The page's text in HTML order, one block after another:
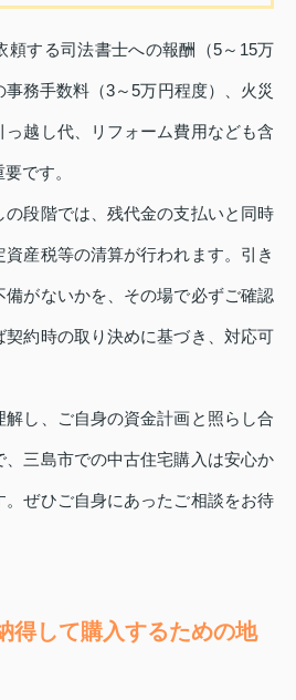
頼する司法書士への報酬（5～15万
務手数料（3～5万円程度）、火災
越し代、リフォーム費用なども含
です。
段階では、残代金の支払いと同時
産税等の清算が行われます。引き
がないかを、その場で必ずご確認
契約時の取り決めに基づき、対応可
解し、ご自身の資金計画と照らし合
、三島市での中古住宅購入は安心か
ぜひご自身にあったご相談をお待
得して購入するための地